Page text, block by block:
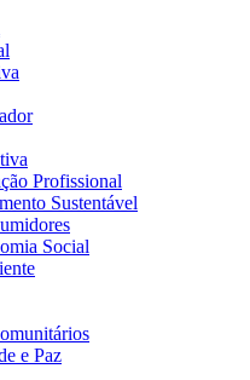
Profissional
Sustentável
Social
e Paz